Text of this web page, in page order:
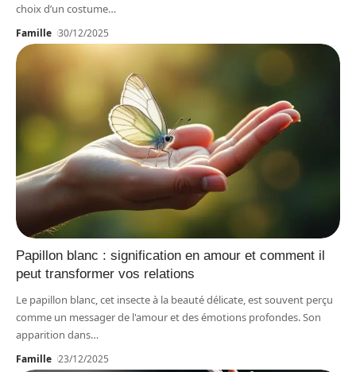
choix d’un costume…
Famille 30/12/2025
Papillon blanc : signification en amour et comment il
peut transformer vos relations
Le papillon blanc, cet insecte à la beauté délicate, est souvent perçu
comme un messager de l'amour et des émotions profondes. Son
apparition dans…
Famille 23/12/2025